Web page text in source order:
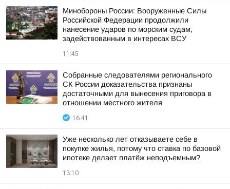
Минобороны России: Вооруженные Силы
Российской Федерации продолжили
нанесение ударов по морским судам,
задействованным в интересах ВСУ
11:45
Собранные следователями регионального
СК России доказательства признаны
достаточными для вынесения приговора в
отношении местного жителя
16:41
Уже несколько лет отказываете себе в
покупке жилья, потому что ставка по базовой
ипотеке делает платёж неподъемным?
13:10